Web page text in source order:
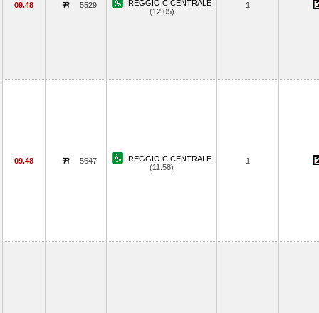
09.48 5529
REGGIO C.CENTRALE
(12.05)
1
09.48 5647
REGGIO C.CENTRALE
(11.58)
1